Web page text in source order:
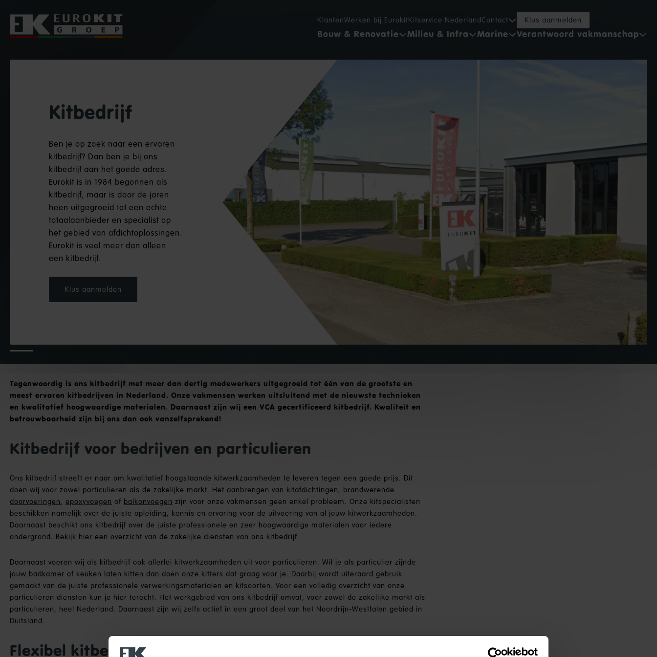
KlantenWerken bij EurokitKitservice NederlandContact Klus aanmelden
Bouw & Renovatie Milieu & Infra Marine Verantwoord vakmanschap
Kitbedrijf
Ben je op zoek naar een ervaren
kitbedrijf? Dan ben je bij ons
kitbedrijf aan het goede adres.
Eurokit is in 1984 begonnen als
kitbedrijf, maar is door de jaren
heen uitgegroeid tot een echte
totaalaanbieder en specialist op
het gebied van afdichtoplossingen.
Eurokit is veel meer dan alleen
een kitbedrijf.
Klus aanmelden
Tegenwoordig is ons kitbedrijf met meer dan dertig medewerkers uitgegroeid tot één van de grootste en
meest ervaren kitbedrijven in Nederland. Onze vakmensen werken uitsluitend met de nieuwste technieken
en kwalitatief hoogwaardige materialen. Daarnaast zijn wij een VCA gecertificeerd kitbedrijf. Kwaliteit en
betrouwbaarheid zijn bij ons dan ook vanzelfsprekend!
Kitbedrijf voor bedrijven en particulieren
Ons kitbedrijf streeft er naar om kwalitatief hoogstaande kitwerkzaamheden te leveren tegen een goede prijs. Dit
doen wij voor zowel particulieren als de zakelijke markt. Het aanbrengen van kitafdichtingen, brandwerende
doorvoeringen, epoxyvoegen of balkonvoegen zijn voor onze vakmensen geen enkel probleem. Onze kitspecialisten
beschikken namelijk over de juiste opleiding, kennis en ervaring voor de uitvoering van al jouw kitwerkzaamheden.
Daarnaast beschikt ons kitbedrijf over de juiste professionele en zeer hoogwaardige materialen voor iedere
ondergrond. Bekijk hier een overzicht van de zakelijke diensten van ons kitbedrijf.
Daarnaast voeren wij als kitbedrijf ook allerlei kitwerkzaamheden uit voor particulieren. Wil je als particulier zijnde
jouw badkamer of keuken laten kitten dan doen onze kitters dat graag voor je. Daarbij wordt uiteraard gebruik
gemaakt van de juiste professionele verwerkingsmaterialen en kitsoorten. Voor een volledig overzicht van onze
particulieren diensten kun je hier terecht. Het werkgebied van ons kitbedrijf omvat, voor zowel de zakelijke markt als
particulieren, heel Nederland. Daarnaast zijn wij zelfs actief in een groot deel van het Noordrijn-Westfalen gebied in
Duitsland.
Flexibel kitbedrijf